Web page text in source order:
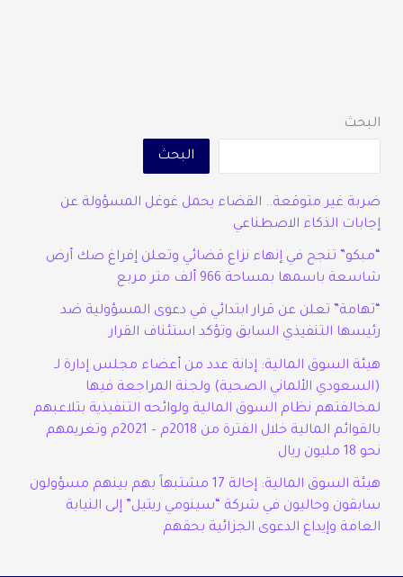
البحث
البحث
ضربة غير متوقعة.. القضاء يحمل غوغل المسؤولة عن
إجابات الذكاء الاصطناعي
“مبكو” تنجح في إنهاء نزاع قضائي وتعلن إفراغ صك أرض
شاسعة باسمها بمساحة 966 ألف متر مربع
“تهامة” تعلن عن قرار ابتدائي في دعوى المسؤولية ضد
رئيسها التنفيذي السابق وتؤكد استئناف القرار
هيئة السوق المالية: إدانة عدد من أعضاء مجلس إدارة لـ
(السعودي الألماني الصحية) ولجنة المراجعة فيها
لمخالفتهم نظام السوق المالية ولوائحه التنفيذية بتلاعبهم
بالقوائم المالية خلال الفترة من 2018م – 2021م وتغريمهم
نحو 18 مليون ريال
هيئة السوق المالية: إحالة 17 مشتبهاً بهم بينهم مسؤولون
سابقون وحاليون في شركة “سينومي ريتيل” إلى النيابة
العامة وإيداع الدعوى الجزائية بحقهم